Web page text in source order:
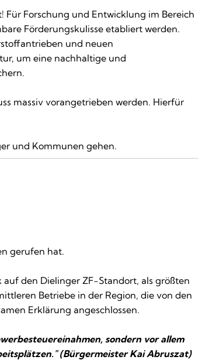
Forschung und Entwicklung im Bereich
Förderungskulisse etabliert werden.
und neuen
um eine nachhaltige und
massiv vorangetrieben werden. Hierfür
und Kommunen gehen.
gerufen hat.
den Dielinger ZF-Standort, als größten
Betriebe in der Region, die von den
Erklärung angeschlossen.
sondern vor allem
(Bürgermeister Kai Abruszat)